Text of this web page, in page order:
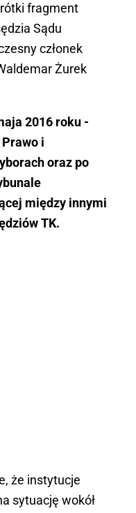
fragment
Sądu
członek
Żurek
2016 roku -
i
oraz po
między innymi
TK.
że instytucje
sytuację wokół